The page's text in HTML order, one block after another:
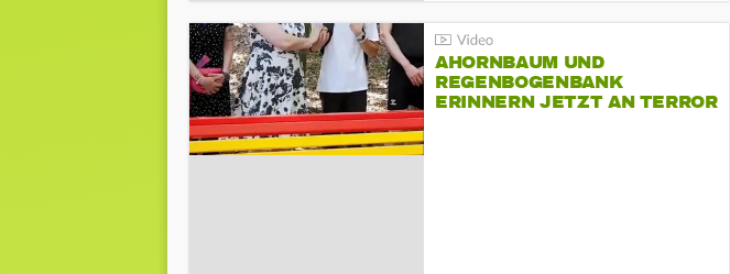
AHORNBAUM UND
REGENBOGENBANK
ERINNERN JETZT AN TERROR